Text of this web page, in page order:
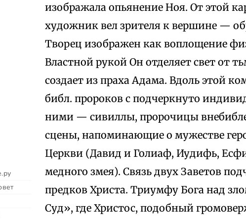
изображала опьянение Ноя. От этой
художник вел зрителя к вершине —
Творец изображен как воплощение
Властной рукой Он отделяет свет от
создает из праха Адама. Вдоль этой
библ. пророков с подчеркнуто
ними — сивиллы, пророчицы
сцены, напоминающие о мужестве
Церкви (Давид и Голиаф, Иудифь,
медного змея). Связь двух Заветов
предков Христа. Триумфу Бога над
Суд», где Христос, подобный